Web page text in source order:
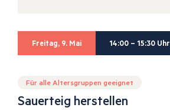
Freitag, 9. Mai 14:00 – 15:30 Uhr
Für alle Altersgruppen geeignet
Sauerteig herstellen